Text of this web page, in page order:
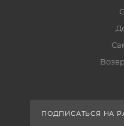
ПОДПИСАТЬСЯ НА